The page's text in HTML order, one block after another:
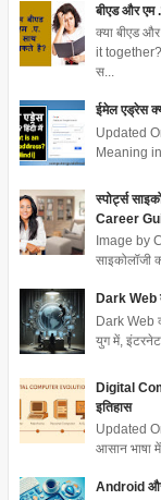
बीएड और
क्या बीएड
it
स...
ईमेल एड्रेस
Updated
Meaning
स्पोर्ट्स
Career
Image by
साइकोलॉजी
Dark Web
Dark Web
युग में, इंटरनेट
Digital
इतिहास
Updated
आसान भाषा
Android